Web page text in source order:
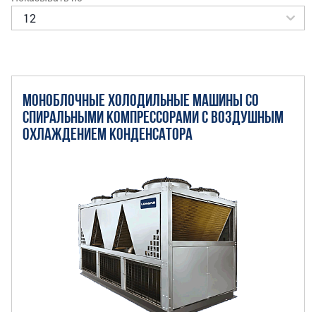
МОНОБЛОЧНЫЕ ХОЛОДИЛЬНЫЕ МАШИНЫ СО
СПИРАЛЬНЫМИ КОМПРЕССОРАМИ С ВОЗДУШНЫМ
ОХЛАЖДЕНИЕМ КОНДЕНСАТОРА